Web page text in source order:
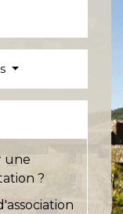
une
?